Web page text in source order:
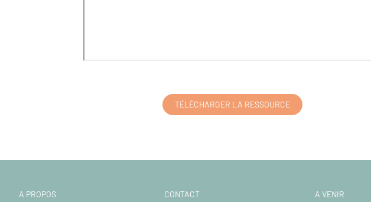
TÉLÉCHARGER LA RESSOURCE
A PROPOS
CONTACT
A VENIR